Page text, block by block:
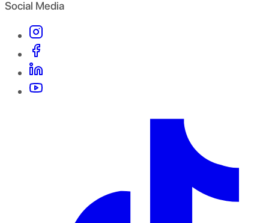
Social Media